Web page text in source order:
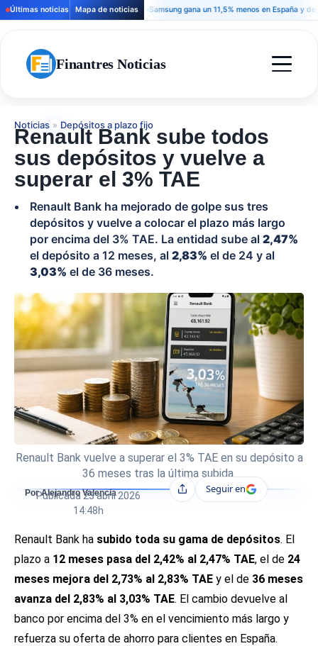
Últimas noticias Mapa de noticiasSamsung gana un 11,5% menos en España y deja
Finantres Noticias
Noticias » Depósitos a plazo fijo
Renault Bank sube todos
sus depósitos y vuelve a
superar el 3% TAE
Renault Bank ha mejorado de golpe sus tres
depósitos y vuelve a colocar el plazo más largo
por encima del 3% TAE. La entidad sube al 2,47%
el depósito a 12 meses, al 2,83% el de 24 y al
3,03% el de 36 meses.
Renault Bank vuelve a superar el 3% TAE en su depósito a
36 meses tras la última subida.
Por Alejandro Valencia
Publicada 23 abril 2026
14:48h
CompartirSeguir en
Renault Bank ha subido toda su gama de depósitos. El
plazo a 12 meses pasa del 2,42% al 2,47% TAE, el de 24
meses mejora del 2,73% al 2,83% TAE y el de 36 meses
avanza del 2,83% al 3,03% TAE. El cambio devuelve al
banco por encima del 3% en el vencimiento más largo y
refuerza su oferta de ahorro para clientes en España.